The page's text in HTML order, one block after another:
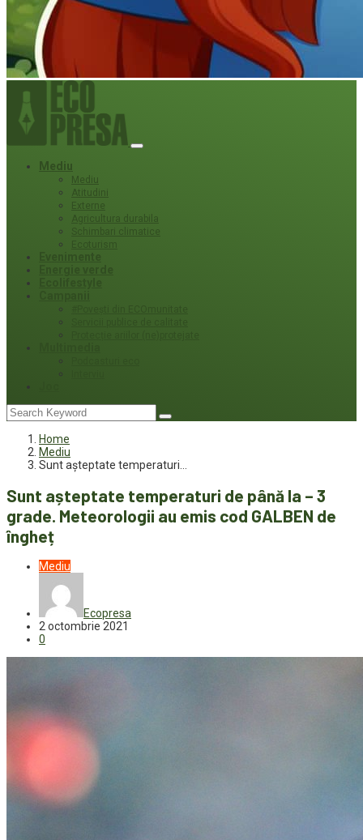
Mediu
Mediu
Atitudini
Externe
Agricultura durabila
Schimbari climatice
Ecoturism
Home
Mediu
Sunt așteptate temperaturi…
Sunt așteptate temperaturi de până la – 3
grade. Meteorologii au emis cod GALBEN de
îngheț
Mediu
Ecopresa
2 octombrie 2021
0